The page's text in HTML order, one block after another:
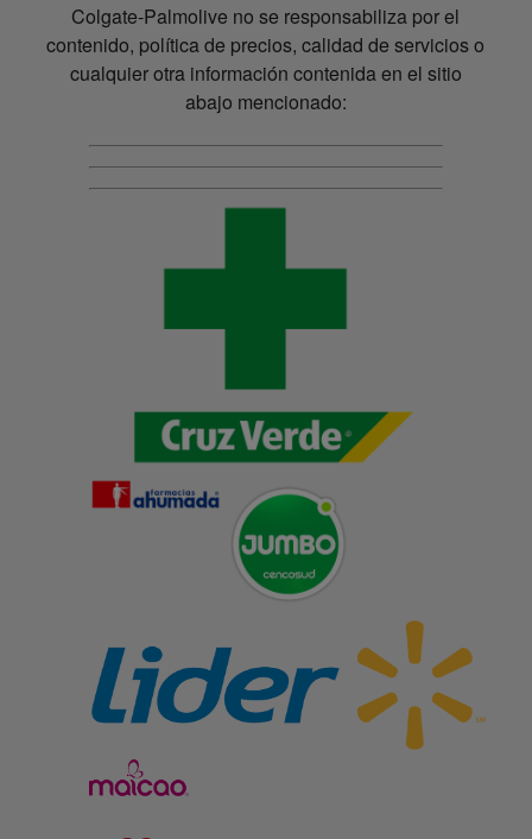
Colgate-Palmolive no se responsabiliza por el
contenido, política de precios, calidad de servicios o
cualquier otra información contenida en el sitio
abajo mencionado: